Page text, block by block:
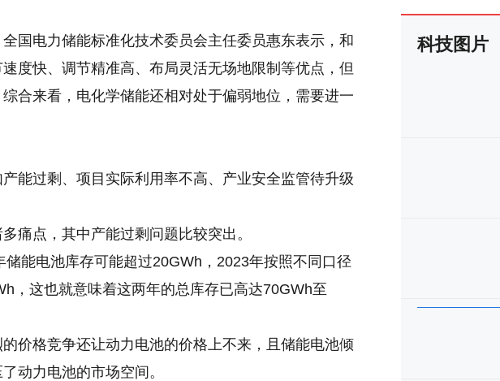
国电力储能标准化技术委员会主任委员惠东表示，和
度快、调节精准高、布局灵活无场地限制等优点，但
合来看，电化学储能还相对处于偏弱地位，需要进一
能过剩、项目实际利用率不高、产业安全监管待升级
痛点，其中产能过剩问题比较突出。
能电池库存可能超过20GWh，2023年按照不同口径
，这也就意味着这两年的总库存已高达70GWh至
价格竞争还让动力电池的价格上不来，且储能电池倾
动力电池的市场空间。
科技图片